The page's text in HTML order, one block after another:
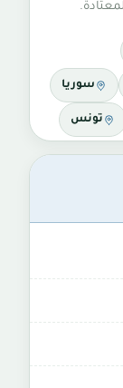
سوريا
تونس